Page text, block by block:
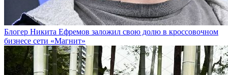
Блогер Никита Ефремов заложил свою долю в кроссовочном
бизнесе сети «Магнит»